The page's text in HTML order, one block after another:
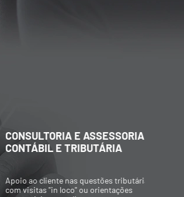
E ASSESSORIA
TRIBUTÁRIA
questões tributárias,
ou orientações